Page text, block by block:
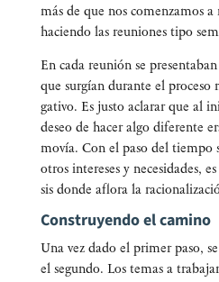
más de que nos comen­za­mos
hacien­do las reunio­nes tipo
En cada reu­nión se
que sur­gían duran­te el
ga­ti­vo. Es jus­to acla­rar que al
deseo de hacer algo dife­ren­te
movía. Con el paso del tiem­po
otros intere­ses y nece­si­da­des,
sis don­de aflo­ra la
Construyendo el camino
Una vez dado el pri­mer paso,
el segun­do. Los temas a